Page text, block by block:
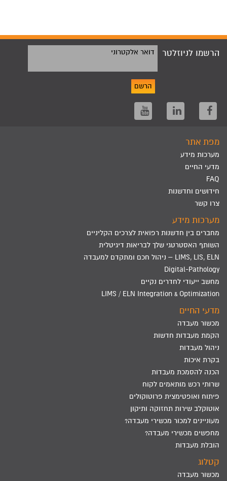
הרשמו לניוזלטר דואר אלקטרוני
הרשם
מפת אתר
מערכות מידע
מדעי החיים
FAQ
חידושים וחדשנות
צרו קשר
מערכות מידע
מחברים בין חדשנות רפואית לצרכים הקליניים
השותף האסטרטגי שלך לבריאות דיגיטלית
LIMS, LIS, ELN – ניהול חכם ומתקדם למעבדה
Digital-Pathology
מחשב ייעודי לחדרים נקיים
LIMS / ELN Integration & Optimization
מדעי החיים
מכשור מעבדה
הקמת מעבדות חדשות
ניהול מעבדות
בקרת איכות
הכנה להסמכת מעבדות
שרותי רכש מותאמים לקוח
פיתוח ואופטימצית פרוטוקולים
אוטוקלב שירות תחזוקה ותיקון
מעוניינים למכור מכשירי מעבדה?
מחפשים מכשירי מעבדה?
הובלת מעבדות
קטלוג
מכשור מעבדה